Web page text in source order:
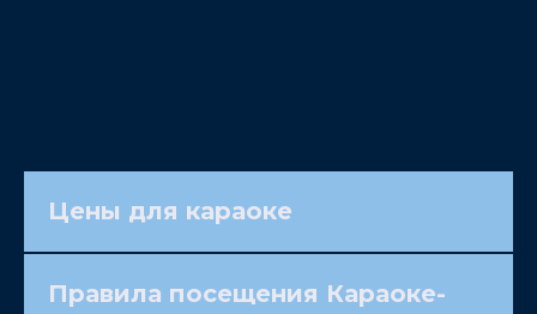
Цены для караоке
Правила посещения Караоке-